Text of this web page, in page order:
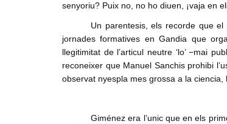
senyoriu? Puix no, no ho diuen, ¡vaja en
Un parentesis, els recorde que
jornades formatives en Gandia que
llegitimitat de l’articul neutre ‘lo’ −mai
reconeixer que Manuel Sanchis prohibi
observat nyespla mes grossa a la ciencia,
Giménez era l’unic que en els